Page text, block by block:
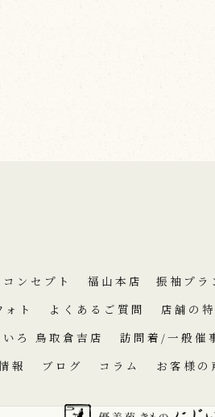
コンセプト 福山本店 振袖プラ
ト よくあるご質問 店舗の
ろ 鳥取倉吉店 訪問着/一般催
報 ブログ コラム お客様の